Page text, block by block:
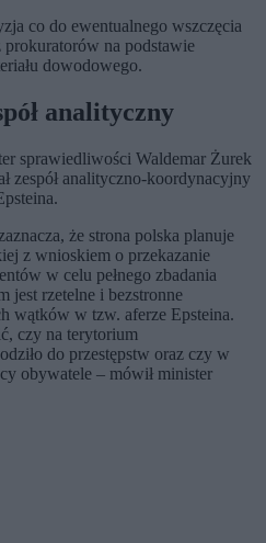
co do ewentualnego wszczęcia
prokuratorów na podstawie
dowodowego.
analityczny
sprawiedliwości Waldemar Żurek
zespół analityczno-koordynacyjny
że strona polska planuje
z wnioskiem o przekazanie
w celu pełnego zbadania
jest rzetelne i bezstronne
wątków w tzw. aferze Epsteina.
czy na terytorium
do przestępstw oraz czy w
obywatele – mówił minister